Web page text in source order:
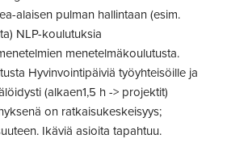
alaisen pulman hallintaan (esim.
NLP-koulutuksia
menetelmäkoulutusta.
Hyvinvointipäiviä työyhteisöille ja
(alkaen1,5 h -> projektit)
on ratkaisukeskeisyys;
Ikäviä asioita tapahtuu.